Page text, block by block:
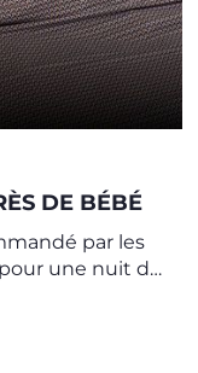
DE BÉBÉ
par les
une nuit de